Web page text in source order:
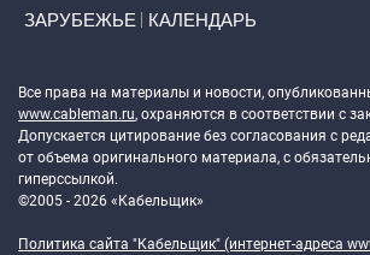
ЗАРУБЕЖЬЕ КАЛЕНДАРЬ
Все права на материалы и новости,
www.cableman.ru, охраняются в соответствии с
Допускается цитирование без согласования с
от объема оригинального материала, с
гиперссылкой.
©2005 - 2026 «Кабельщик»
Политика сайта "Кабельщик" (интернет-адреса